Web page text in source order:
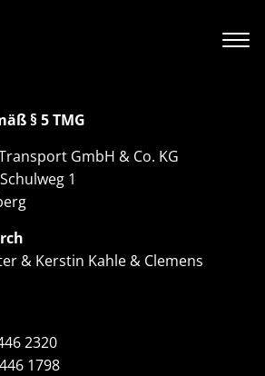
§ 5 TMG
GmbH & Co. KG
1
& Kerstin Kahle & Clemens
2320
1798